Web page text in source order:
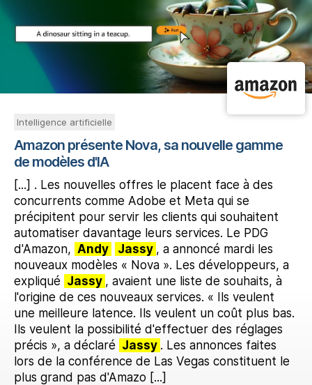
Intelligence artificielle
Amazon présente Nova, sa nouvelle gamme
de modèles d'IA
[...] . Les nouvelles offres le placent face à des
concurrents comme Adobe et Meta qui se
précipitent pour servir les clients qui souhaitent
automatiser davantage leurs services. Le PDG
d'Amazon, Andy Jassy , a annoncé mardi les
nouveaux modèles « Nova ». Les développeurs, a
expliqué Jassy , avaient une liste de souhaits, à
l'origine de ces nouveaux services. « Ils veulent
une meilleure latence. Ils veulent un coût plus bas.
Ils veulent la possibilité d'effectuer des réglages
précis », a déclaré Jassy . Les annonces faites
lors de la conférence de Las Vegas constituent le
plus grand pas d'Amazo [...]